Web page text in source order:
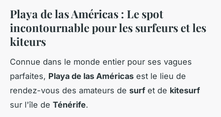
Playa de las Américas : Le spot
incontournable pour les surfeurs et les
kiteurs
Connue dans le monde entier pour ses vagues
parfaites, Playa de las Américas est le lieu de
rendez-vous des amateurs de surfet de kitesurf
sur l'île de Ténérife.